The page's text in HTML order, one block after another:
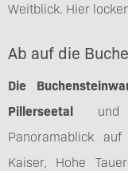
Weitblick. Hier
Ab auf die
Die
Pillerseetal und
Panoramablick
Kaiser, Hohe